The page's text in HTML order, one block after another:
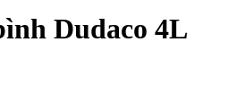
Dudaco 4L